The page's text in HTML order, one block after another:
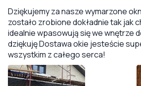
Dziękujemy za nasze wymarzone
zostało zrobione dokładnie tak jak
idealnie wpasowują się we wnętrze
dziękuję Dostawa okie jesteście
wszystkim z całego serca!